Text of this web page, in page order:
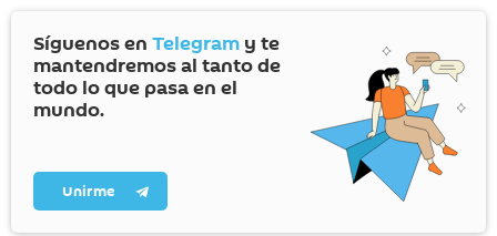
Síguenos en Telegram y te
mantendremos al tanto de
todo lo que pasa en el
mundo.
Unirme